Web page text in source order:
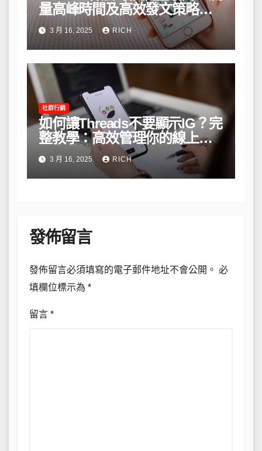
量高峰時間及高效發文策略攻
略3 月 16, 2025 RICH
社群行銷
如何讓Threads不要顯示IG？完
整教學：高效管理你的線上隱
私與數據安全
3 月 16, 2025 RICH
發佈留言
發佈留言必須填寫的電子郵件地址不會公開。 必
填欄位標示為 *
留言 *